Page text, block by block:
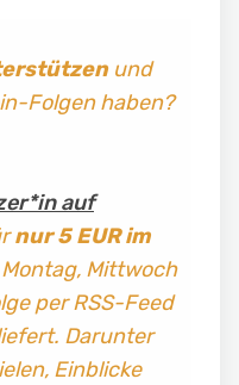
und
Folgen haben?
auf
nur 5 EUR im
Mittwoch
per RSS-Feed
Darunter
Einblicke